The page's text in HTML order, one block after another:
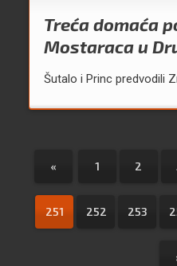
Treća domaća
Mostaraca u
Šutalo i Princ predvodili
« 1 2
251 252 253